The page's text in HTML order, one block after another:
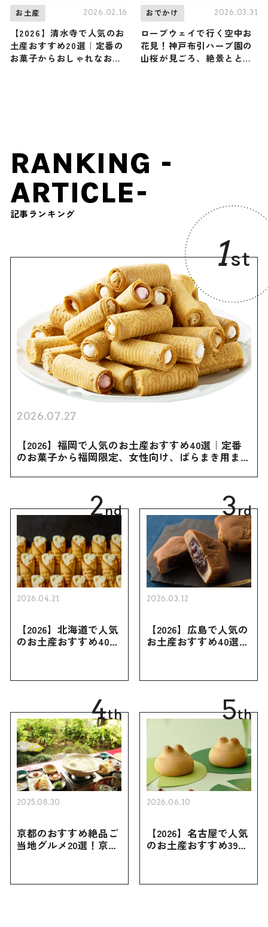
お土産 2026.02.16
【2026】清水寺で人気のお
土産おすすめ20選｜定番の
お菓子からおしゃれなお土
おでかけ 2026.03.31
ロープウェイで行く空中お
花見！神戸布引ハーブ園の
山桜が見ごろ、絶景ととも
RANKING -
ARTICLE-
記事ランキング
1st
2026.07.27
【2026】福岡で人気のお土産おすすめ40選｜定番
のお菓子から福岡限定、女性向け、ばらまき用まで
2nd
2026.04.21
【2026】北海道で人気
のお土産おすすめ40選
買えない限定品、女性
3rd
2026.03.12
【2026】広島で人気の
お土産おすすめ40選｜
き用、女性向けまで幅
4th
2025.08.30
京都のおすすめ絶品ご
当地グルメ20選！京都
5th
2026.06.10
【2026】名古屋で人気
のお土産おすすめ39選
お土産・ばらまき用ま